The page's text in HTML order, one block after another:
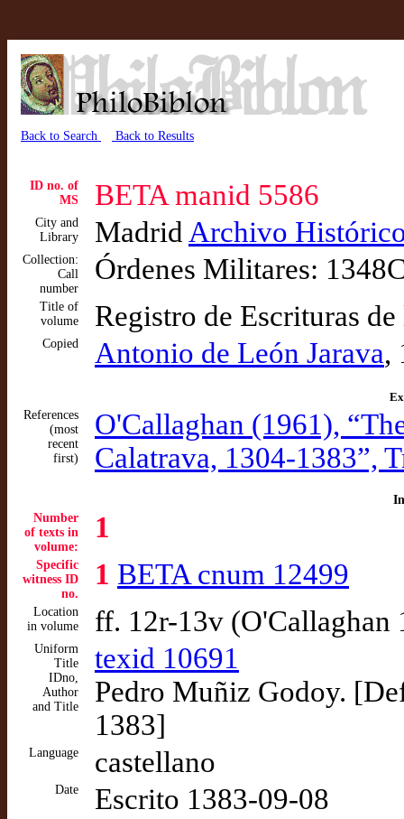
Back to Search Back to Results
ID no. of
MS
BETA manid 5586
City and
Library
Madrid Archivo
Collection:
Call
number
Órdenes Militares:
Title of
volume
Registro de Escrituras
Copied Antonio de León Jarava,
References
(most
recent
first)
O'Callaghan (1961),
Calatrava, 1304-1383”,
Number
of texts in
volume:
1
Specific
witness ID
no.
1 BETA cnum 12499
Location
in volume
ff. 12r-13v (O'Callaghan
Uniform
Title
IDno,
Author
and Title
texid 10691
Pedro Muñiz Godoy.
1383]
Language castellano
Date Escrito 1383-09-08